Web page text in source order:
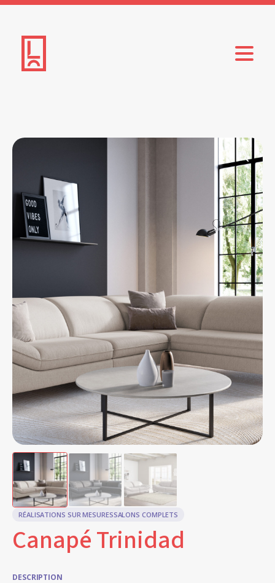
RÉALISATIONS SUR MESURESSALONS COMPLETS
Canapé Trinidad
DESCRIPTION